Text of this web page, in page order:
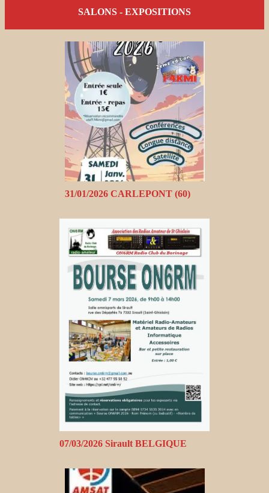
SALONS - EXPOSITIONS
31/01/2026 CARLEPONT (60)
07/03/2026 Sirault BELGIQUE